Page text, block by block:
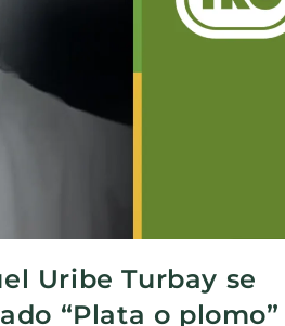
Uribe Turbay se
“Plata o plomo”